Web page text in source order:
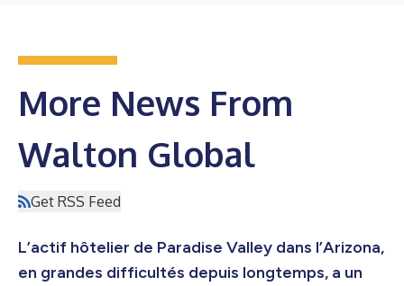
More News From
Walton Global
Get RSS Feed
L’actif hôtelier de Paradise Valley dans l’Arizona,
en grandes difficultés depuis longtemps, a un